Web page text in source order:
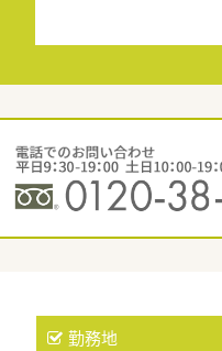
勤務地